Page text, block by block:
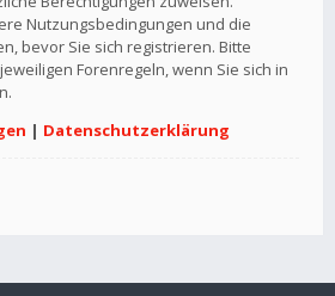
Nutzungsbedingungen und die
bevor Sie sich registrieren. Bitte
Forenregeln, wenn Sie sich in
| Datenschutzerklärung